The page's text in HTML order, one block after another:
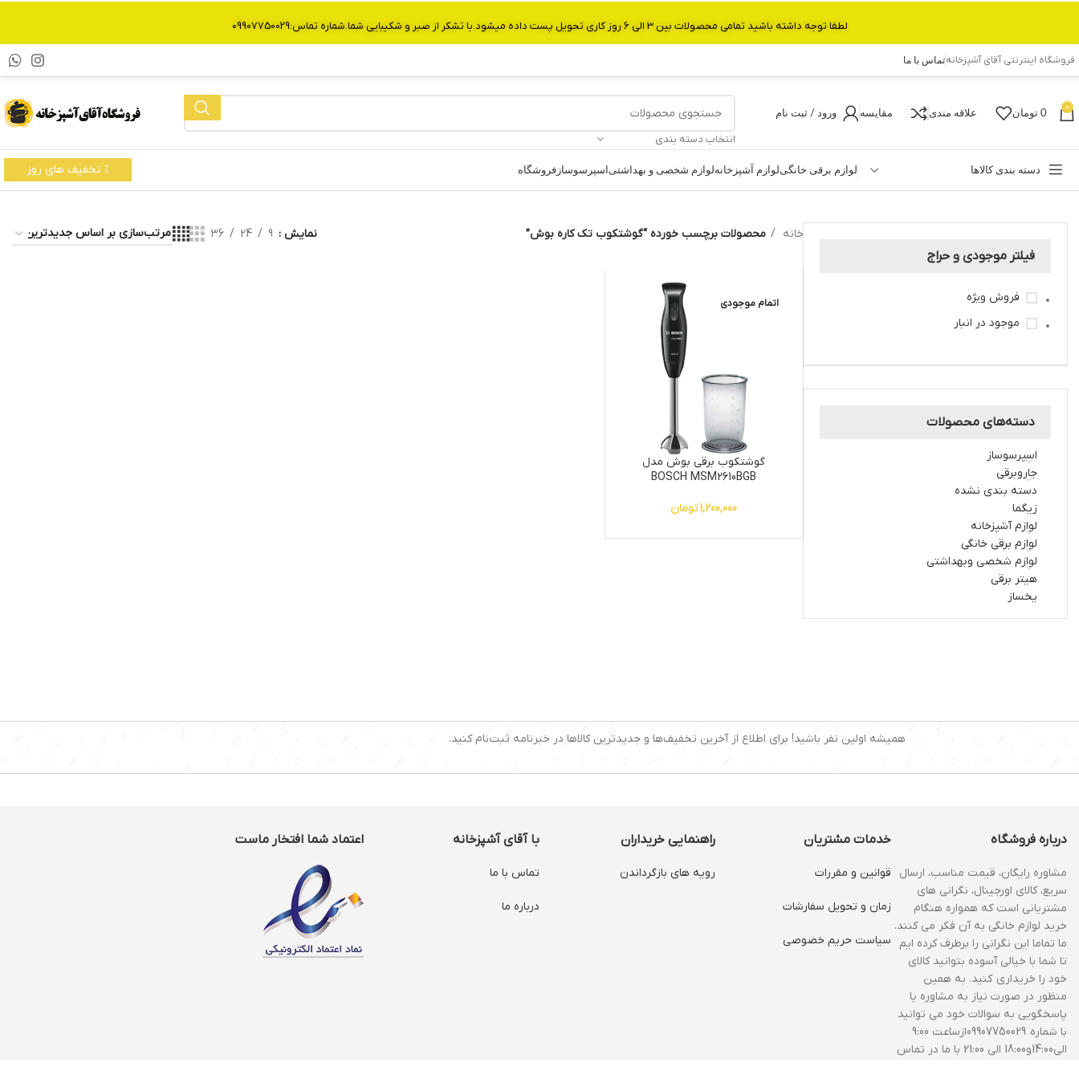
فروشگاه اینترنتی آقای آشپزخانهتماس با ما
0
0 تومان علاقه مندی مقایسه ورود / ثبت نام
انتخاب دسته بندی
دسته بندی کالاها لوازم برقی خانگیلوازم آشپزخانهلوازم شخصی و بهداشتی اسپرسوساز فروشگاه % تخفیف های روز
فیلتر موجودی و حراج
فروش ویژه
موجود در انبار
دسته‌های محصولات
اسپرسوساز
جاروبرقی
دسته بندی نشده
زیگما
لوازم آشپزخانه
لوازم برقی خانگی
لوازم شخصی وبهداشتی
هیتر برقی
یخساز
خانه محصولات برچسب خورده “گوشتکوب تک کاره بوش” نمایش 9
24
36
اتمام موجودی
گوشتکوب برقی بوش مدل
BOSCH MSM2610BGB
1,200,000تومان
همیشه اولین نفر باشید! برای اطلاع از آخرین تخفیف‌ها و جدیدترین کالاها در خبرنامه ثبت‌نام کنید.
درباره فروشگاه
مشاوره رایگان، قیمت مناسب، ارسال
سریع، کالای اورجینال، نگرانی های
مشتریانی است که همواره هنگام
خرید لوازم خانگی به آن فکر می کنند.
ما تماما این نگرانی را برطرف کرده ایم
تا شما با خیالی آسوده بتوانید کالای
خود را خریداری کنید. به همین
منظور در صورت نیاز به مشاوره یا
پاسخگویی به سوالات خود می توانید
با شماره 09907750029ازساعت 9:00
الی14:00و18:00 الی 21:00 با ما در تماس
خدمات مشتریان
قوانین و مقررات
زمان و‌ تحویل سفارشات
سیاست حریم خصوصی
راهنمایی خریداران
رویه های بازگرداندن
با آقای آشپزخانه
تماس با ما
درباره ما
اعتماد شما افتخار ماست
لطفا توجه داشته باشید تمامی محصولات بین 3 الی 6 روز کاری تحویل پست داده میشود.با تشکر از صبر و شکیبایی شما.شماره تماس:09907750029